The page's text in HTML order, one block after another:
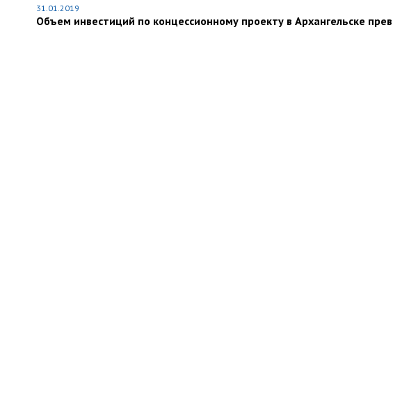
31.01.2019
Объем инвестиций по концессионному проекту в Архангельске